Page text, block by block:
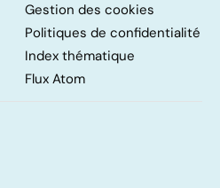
Gestion des cookies
Politiques de confidentialité
Index thématique
Flux Atom